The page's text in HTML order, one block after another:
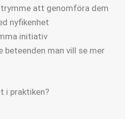
att genomföra dem
nyfikenhet
initiativ
beteenden man vill se mer
i praktiken?